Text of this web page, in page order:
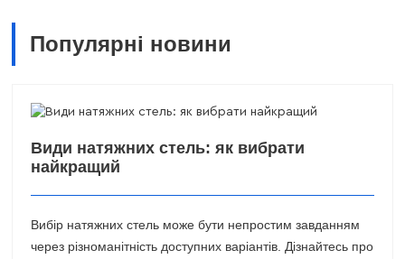
Популярні новини
Види натяжних стель: як вибрати
найкращий
Вибір натяжних стель може бути непростим завданням
через різноманітність доступних варіантів. Дізнайтесь про